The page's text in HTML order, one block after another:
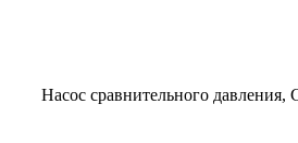
Насос сравнительного давления,